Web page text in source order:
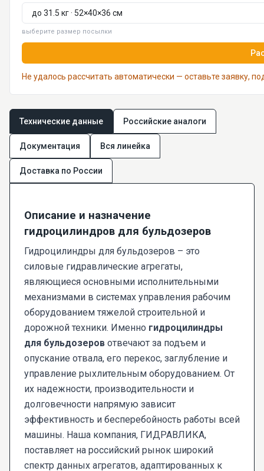
выберите размер посылки
Не удалось рассчитать автоматически — оставьте заявку,
Технические данные Российские аналоги
Документация Вся линейка
Доставка по России
Описание и назначение
гидроцилиндров для бульдозеров
Гидроцилиндры для бульдозеров – это
силовые гидравлические агрегаты,
являющиеся основными исполнительными
механизмами в системах управления рабочим
оборудованием тяжелой строительной и
дорожной техники. Именно гидроцилиндры
для бульдозеров отвечают за подъем и
опускание отвала, его перекос, заглубление и
управление рыхлительным оборудованием. От
их надежности, производительности и
долговечности напрямую зависит
эффективность и бесперебойность работы всей
машины. Наша компания, ГИДРАВЛИКА,
поставляет на российский рынок широкий
спектр данных агрегатов, адаптированных к